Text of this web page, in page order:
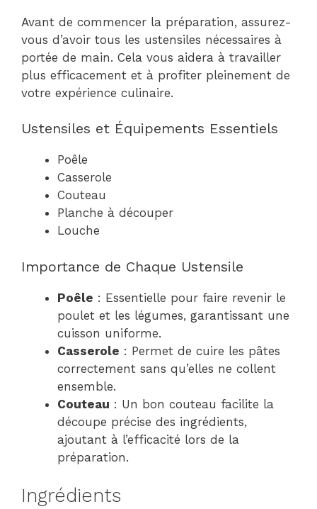
Avant de commencer la préparation, assurez-
vous d’avoir tous les ustensiles nécessaires à
portée de main. Cela vous aidera à travailler
plus efficacement et à profiter pleinement de
votre expérience culinaire.
Ustensiles et Équipements Essentiels
Poêle
Casserole
Couteau
Planche à découper
Louche
Importance de Chaque Ustensile
Poêle : Essentielle pour faire revenir le
poulet et les légumes, garantissant une
cuisson uniforme.
Casserole : Permet de cuire les pâtes
correctement sans qu’elles ne collent
ensemble.
Couteau : Un bon couteau facilite la
découpe précise des ingrédients,
ajoutant à l’efficacité lors de la
préparation.
Ingrédients